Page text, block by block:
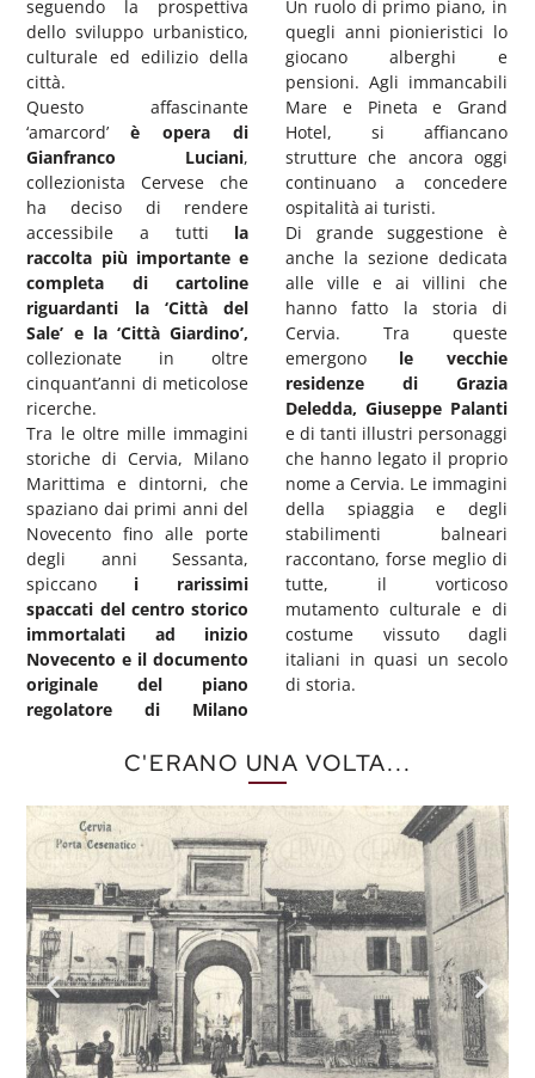
seguendo la prospettiva
dello sviluppo urbanistico,
culturale ed edilizio della
città.
Questo affascinante
‘amarcord’è opera di
Gianfranco Luciani,
collezionista Cervese che
ha deciso di rendere
accessibile a tutti la
raccolta più importante e
completa di cartoline
riguardanti la ‘Città del
Sale’ e la ‘Città Giardino’,
collezionate in oltre
cinquant’anni di meticolose
ricerche.
Tra le oltre mille immagini
storiche di Cervia, Milano
Marittima e dintorni, che
spaziano dai primi anni del
Novecento fino alle porte
degli anni Sessanta,
spiccano i rarissimi
spaccati del centro storico
immortalati ad inizio
Novecento e il documento
originale del piano
regolatore di Milano
Un ruolo di primo piano, in
quegli anni pionieristici lo
giocano alberghi e
pensioni. Agli immancabili
Mare e Pineta e Grand
Hotel, si affiancano
strutture che ancora oggi
continuano a concedere
ospitalità ai turisti.
Di grande suggestione è
anche la sezione dedicata
alle ville e ai villini che
hanno fatto la storia di
Cervia. Tra queste
emergono le vecchie
residenze di Grazia
Deledda, Giuseppe Palanti
e di tanti illustri personaggi
che hanno legato il proprio
nome a Cervia. Le immagini
della spiaggia e degli
stabilimenti balneari
raccontano, forse meglio di
tutte, il vorticoso
mutamento culturale e di
costume vissuto dagli
italiani in quasi un secolo
di storia.
C'ERANO UNA VOLTA...